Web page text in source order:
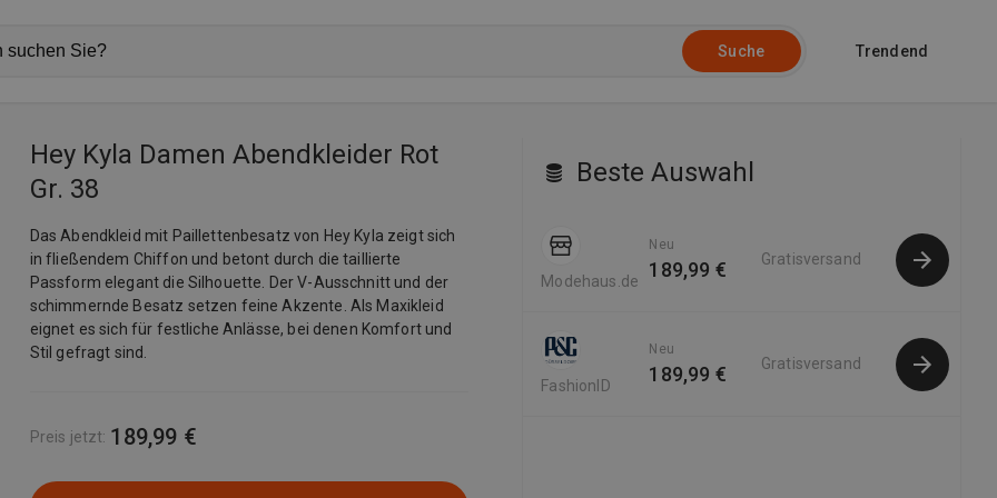
Suche Trendend
Hey Kyla Damen Abendkleider Rot
Gr. 38
Das Abendkleid mit Paillettenbesatz von Hey Kyla zeigt sich
in fließendem Chiffon und betont durch die taillierte
Passform elegant die Silhouette. Der V-Ausschnitt und der
schimmernde Besatz setzen feine Akzente. Als Maxikleid
eignet es sich für festliche Anlässe, bei denen Komfort und
Stil gefragt sind.
Preis jetzt: 189,99 €
Beste Auswahl
Modehaus.de
Neu
189,99 € Gratisversand
FashionID
Neu
189,99 € Gratisversand